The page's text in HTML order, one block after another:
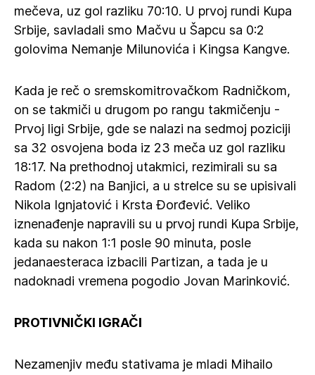
mečeva, uz gol razliku 70:10. U prvoj rundi Kupa
Srbije, savladali smo Mačvu u Šapcu sa 0:2
golovima Nemanje Milunovića i Kingsa Kangve.
Kada je reč o sremskomitrovačkom Radničkom,
on se takmiči u drugom po rangu takmičenju -
Prvoj ligi Srbije, gde se nalazi na sedmoj poziciji
sa 32 osvojena boda iz 23 meča uz gol razliku
18:17. Na prethodnoj utakmici, rezimirali su sa
Radom (2:2) na Banjici, a u strelce su se upisivali
Nikola Ignjatović i Krsta Đorđević. Veliko
iznenađenje napravili su u prvoj rundi Kupa Srbije,
kada su nakon 1:1 posle 90 minuta, posle
jedanaesteraca izbacili Partizan, a tada je u
nadoknadi vremena pogodio Jovan Marinković.
PROTIVNIČKI IGRAČI
Nezamenjiv među stativama je mladi Mihailo